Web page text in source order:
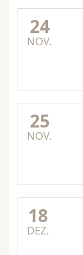
24
NOV.
25
NOV.
18
DEZ.